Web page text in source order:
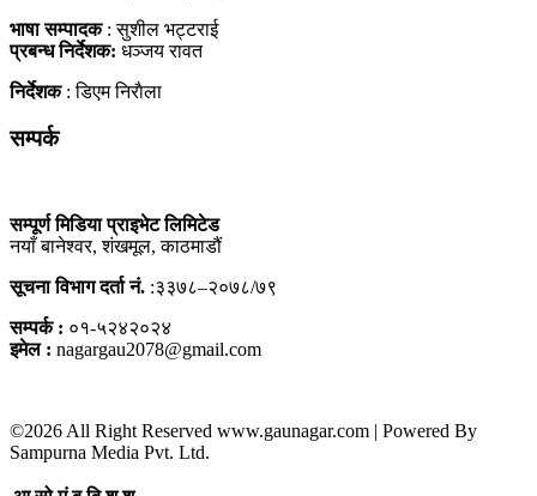
भाषा सम्पादक: सुशील भट्टराई
प्रबन्ध निर्देशक: धञ्जय रावत
निर्देशक: डिएम निराैला
सम्पर्क
सम्पूर्ण मिडिया प्राइभेट लिमिटेड
नयाँ बानेश्वर, शंखमूल, काठमाडौं
सूचना विभाग दर्ता नं. :३३७८–२०७८/७९
सम्पर्क : ०१-५२४२०२४
इमेल : nagargau2078@gmail.com
©2026 All Right Reserved www.gaunagar.com | Powered By
Sampurna Media Pvt. Ltd.